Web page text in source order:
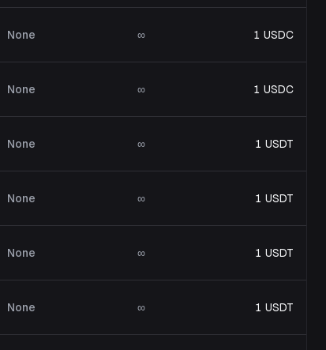
None ∞ 1 USDC
None ∞ 1 USDC
None ∞ 1 USDT
None ∞ 1 USDT
None ∞ 1 USDT
None ∞ 1 USDT